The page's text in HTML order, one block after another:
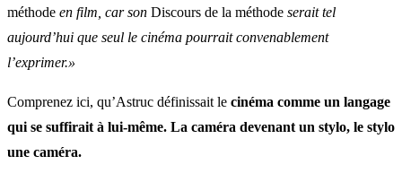
méthode en film, car son Discours de la méthode serait tel
aujourd’hui que seul le cinéma pourrait convenablement
l’exprimer.»
Comprenez ici, qu’Astruc définissait le cinéma comme un langage
qui se suffirait à lui-même. La caméra devenant un stylo, le stylo
une caméra.